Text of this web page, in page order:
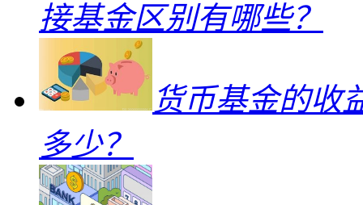
接基金区别有哪些？
货币基金的收
多少？